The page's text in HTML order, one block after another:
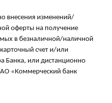
внесения изменений/
оферты на получение
в безналичной/наличной
счет и/или
Банка, или дистанционно
«Коммерческий банк